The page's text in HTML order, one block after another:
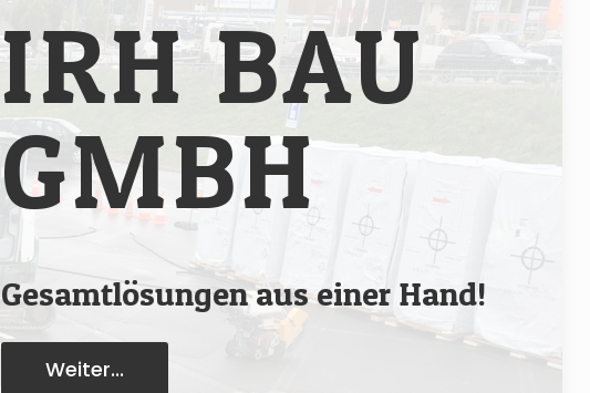
IRH BAU
GMBH
Gesamtlösungen aus einer Hand!
Weiter...